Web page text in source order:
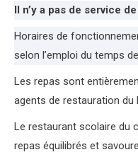
Il n’y a pas de service
Horaires de
selon l’emploi du temps
Les repas sont
agents de restauration du
Le restaurant scolaire du
repas équilibrés et